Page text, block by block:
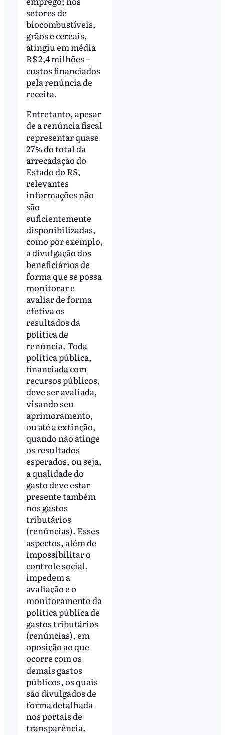
setores de
biocombustíveis,
grãos e cereais,
atingiu em média
R$ 2,4 milhões –
custos financiados
pela renúncia de
receita.
Entretanto, apesar
de a renúncia fiscal
representar quase
27% do total da
arrecadação do
Estado do RS,
relevantes
informações não
são
suficientemente
disponibilizadas,
como por exemplo,
a divulgação dos
beneficiários de
forma que se possa
monitorar e
avaliar de forma
efetiva os
resultados da
política de
renúncia. Toda
política pública,
financiada com
recursos públicos,
deve ser avaliada,
visando seu
aprimoramento,
ou até a extinção,
quando não atinge
os resultados
esperados, ou seja,
a qualidade do
gasto deve estar
presente também
nos gastos
tributários
(renúncias). Esses
aspectos, além de
impossibilitar o
controle social,
impedem a
avaliação e o
monitoramento da
política pública de
gastos tributários
(renúncias), em
oposição ao que
ocorre com os
demais gastos
públicos, os quais
são divulgados de
forma detalhada
nos portais de
transparência.